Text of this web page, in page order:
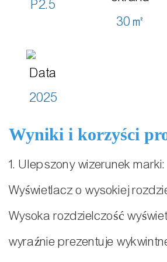
P2.5
30㎡
Data
2025
Wyniki i korzyści
1. Ulepszony wizerunek marki:
Wyświetlacz o wysokiej
Wysoka rozdzielczość
wyraźnie prezentuje